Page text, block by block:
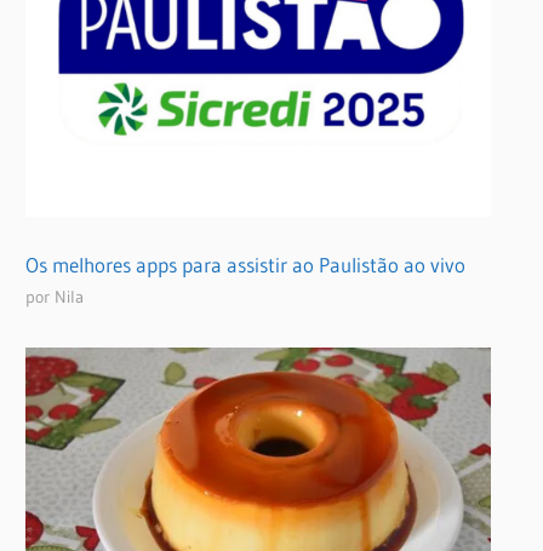
Os melhores apps para assistir ao Paulistão ao vivo
por Nila